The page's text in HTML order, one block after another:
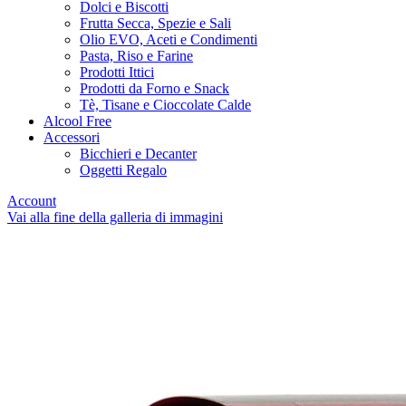
Dolci e Biscotti
Frutta Secca, Spezie e Sali
Olio EVO, Aceti e Condimenti
Pasta, Riso e Farine
Prodotti Ittici
Prodotti da Forno e Snack
Tè, Tisane e Cioccolate Calde
Alcool Free
Accessori
Bicchieri e Decanter
Oggetti Regalo
Account
Vai alla fine della galleria di immagini